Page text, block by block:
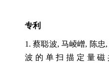
专利
1.蔡聪波, 马崚嶒, 陈忠
波的单扫描定量磁